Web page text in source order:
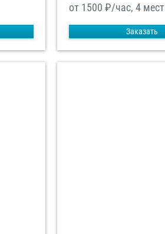
от 1500 ₽/час, 4 мест
Заказать